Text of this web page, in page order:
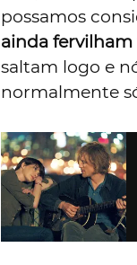
possamos
ainda fervilham
saltam logo e
normalmente